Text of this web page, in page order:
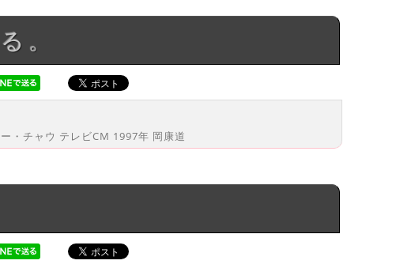
。
・チャウ テレビCM 1997年 岡康道